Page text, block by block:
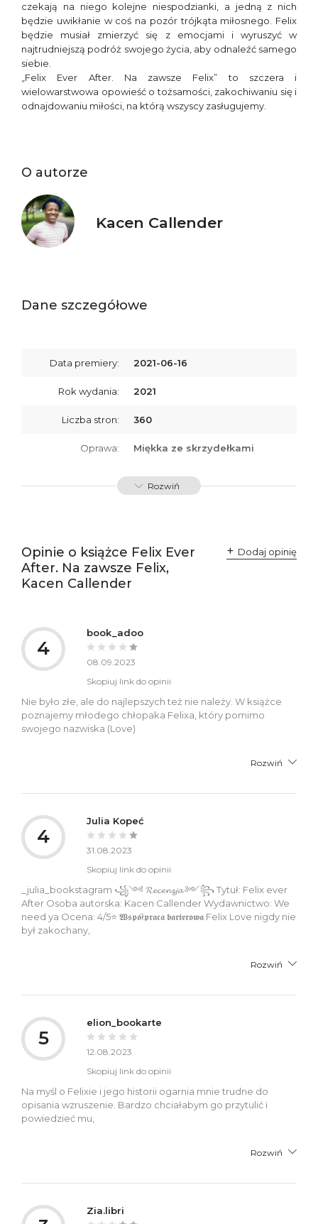
czekają na niego kolejne niespodzianki, a jedną z nich
będzie uwikłanie w coś na pozór trójkąta miłosnego. Felix
będzie musiał zmierzyć się z emocjami i wyruszyć w
najtrudniejszą podróż swojego życia, aby odnaleźć samego
siebie.
„Felix Ever After. Na zawsze Felix” to szczera i
wielowarstwowa opowieść o tożsamości, zakochiwaniu się i
odnajdowaniu miłości, na którą wszyscy zasługujemy.
O autorze
Kacen Callender
Dane szczegółowe
Data premiery: 2021-06-16
Rok wydania: 2021
Liczba stron: 360
Oprawa: Miękka ze skrzydełkami
9788366657434
Rozwiń
Opinie o książce Felix Ever
After. Na zawsze Felix,
Kacen Callender
Dodaj opinię
4
book_adoo
08.09.2023
Skopiuj link do opinii
Nie było złe, ale do najlepszych też nie należy. W książce
poznajemy młodego chłopaka Felixa, który pomimo
swojego nazwiska (Love)
Rozwiń
4
Julia Kopeć
31.08.2023
Skopiuj link do opinii
_julia_bookstagram ꧁༺ 𝓡𝓮𝓬𝓮𝓷𝔃𝓳𝓪 ༻꧂ Tytuł: Felix ever
After Osoba autorska: Kacen Callender Wydawnictwo: We
need ya Ocena: 4/5⭐ 𝖂𝖘𝖕𝖔́ł𝖕𝖗𝖆𝖈𝖆 𝖇𝖆𝖗𝖙𝖊𝖗𝖔𝖜𝖆 Felix Love nigdy nie
był zakochany,
Rozwiń
5
elion_bookarte
12.08.2023
Skopiuj link do opinii
Na myśl o Felixie i jego historii ogarnia mnie trudne do
opisania wzruszenie. Bardzo chciałabym go przytulić i
powiedzieć mu,
Rozwiń
Zia.libri